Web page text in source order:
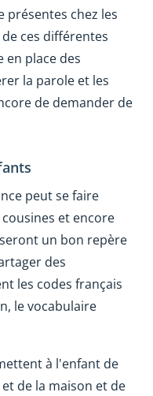
présentes chez les
ces différentes
en place des
la parole et les
de demander de
peut se faire
et encore
un bon repère
des
les codes français
le vocabulaire
à l'enfant de
de la maison et de